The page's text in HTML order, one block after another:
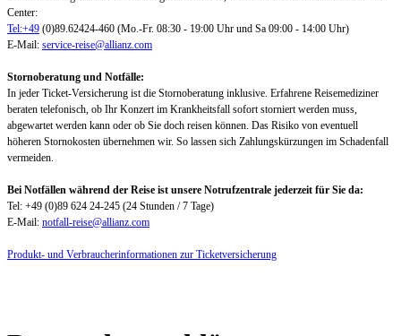
Center:
Tel:+49 (0)89.62424-460 (Mo.-Fr. 08:30 - 19:00 Uhr und Sa 09:00 - 14:00 Uhr)
E-Mail: service-reise@allianz.com
Stornoberatung und Notfälle:
In jeder Ticket-Versicherung ist die Stornoberatung inklusive. Erfahrene Reisemediziner
beraten telefonisch, ob Ihr Konzert im Krankheitsfall sofort storniert werden muss,
abgewartet werden kann oder ob Sie doch reisen können. Das Risiko von eventuell
höheren Stornokosten übernehmen wir. So lassen sich Zahlungskürzungen im Schadenfall
vermeiden.
Bei Notfällen während der Reise ist unsere Notrufzentrale jederzeit für Sie da:
Tel: +49 (0)89 624 24-245 (24 Stunden / 7 Tage)
E-Mail: notfall-reise@allianz.com
Produkt- und Verbraucherinformationen zur Ticketversicherung